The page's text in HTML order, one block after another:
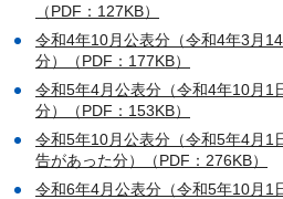
（PDF：127KB）
令和4年10月公表分（令和4年3月
分）（PDF：177KB）
令和5年4月公表分（令和4年10月1
分）（PDF：153KB）
令和5年10月公表分（令和5年4月1
告があった分）（PDF：276KB）
令和6年4月公表分（令和5年10月1